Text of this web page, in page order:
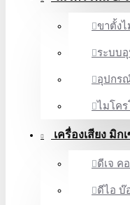
ขาตั้ง
ระบบ
อุปกร
ไมโค
เครื่องเสียง มิก
ดีเจ ค
ดีไอ บ๊